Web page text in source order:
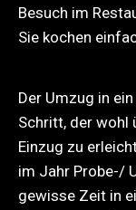
Besuch im
Sie kochen
Der Umzug in
Schritt, der wohl
Einzug zu
im Jahr Probe-/
gewisse Zeit in